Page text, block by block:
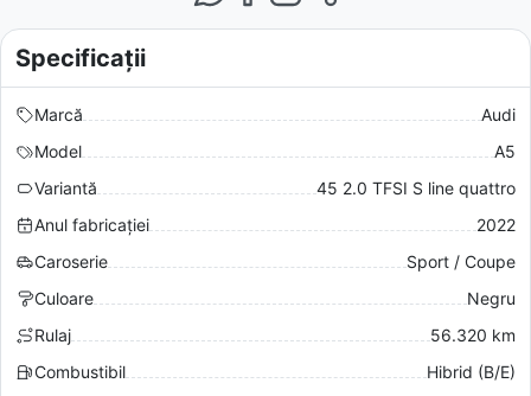
Specificații
Marcă
Audi
Model
A5
Variantă
45 2.0 TFSI S line quattro
Anul fabricației
2022
Caroserie
Sport / Coupe
Culoare
Negru
Rulaj
56.320 km
Combustibil
Hibrid (B/E)